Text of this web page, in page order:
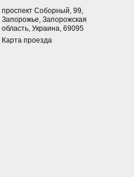
проспект Соборный, 99,
Запорожье, Запорожская
область, Украина, 69095
Карта проезда